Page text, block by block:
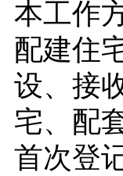
本工作
配建住
设、接
宅、配
首次登